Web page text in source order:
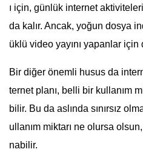
ı için, günlük internet
da kalır. Ancak, yoğun dosya
üklü video yayını yapanlar için
Bir diğer önemli husus da
ternet planı, belli bir kullanım
bilir. Bu da aslında sınırsız
ullanım miktarı ne olursa
nabilir.